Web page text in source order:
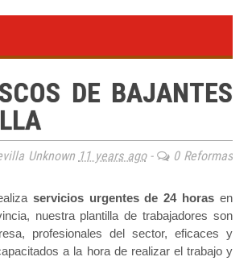
DE BAJANTES
Unknown 11 years ago-
0 Reformas
servicios urgentes de 24 horas en
nuestra plantilla de trabajadores son
profesionales del sector, eficaces y
a la hora de realizar el trabajo y